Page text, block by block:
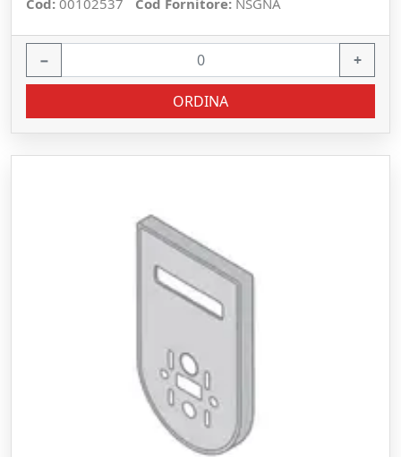
Cod: 00102537 Cod Fornitore: NSGNA
− +
ORDINA